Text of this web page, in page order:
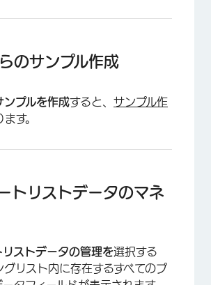
×
のサンプル作成
ンプルを作成すると、 サンプル作
ます。
トリストデータのマネ
リストデータの管理を選択する
グリスト内に存在するすべてのプ